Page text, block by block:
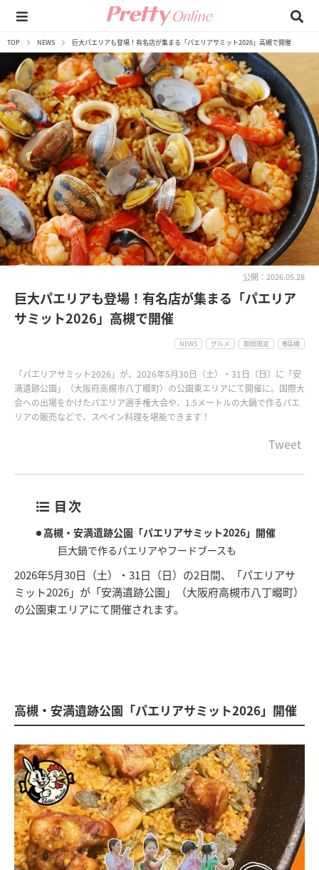
TOP NEWS 巨大パエリアも登場！有名店が集まる「パエリアサミット2026」高槻で開催
公開：2026.05.28
巨大パエリアも登場！有名店が集まる「パエリア
サミット2026」高槻で開催
NEWS グルメ 期間限定 高槻
「パエリアサミット2026」が、2026年5月30日（土）・31日（日）に「安
満遺跡公園」（大阪府高槻市八丁畷町）の公園東エリアにて開催に。国際大
会への出場をかけたパエリア選手権大会や、1.5メートルの大鍋で作るパエ
リアの販売などで、スペイン料理を堪能できます！
Tweet
目次
高槻・安満遺跡公園「パエリアサミット2026」開催
巨大鍋で作るパエリアやフードブースも
2026年5月30日（土）・31日（日）の2日間、「パエリアサ
ミット2026」が「安満遺跡公園」（大阪府高槻市八丁畷町）
の公園東エリアにて開催されます。
高槻・安満遺跡公園「パエリアサミット2026」開催